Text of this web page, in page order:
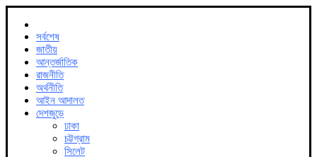
সর্বশেষ
জাতীয়
আন্তর্জাতিক
রাজনীতি
অর্থনীতি
আইন আদালত
দেশজুড়ে
ঢাকা
চট্টগ্রাম
সিলেট